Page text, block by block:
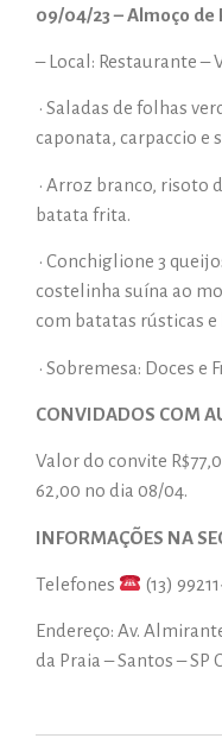
09/04/23 – Almoço de
– Local: Restaurante –
• Saladas de folhas
caponata, carpaccio e
• Arroz branco, risoto
batata frita.
• Conchiglione 3
costelinha suína ao
com batatas rústicas e
• Sobremesa: Doces e
CONVIDADOS COM
Valor do convite
62,00 no dia 08/04.
INFORMAÇÕES NA
Telefones (13)
Endereço: Av.
da Praia – Santos – SP